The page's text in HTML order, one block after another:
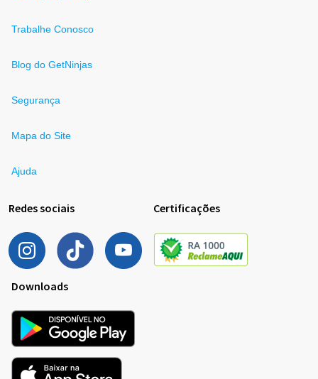
Trabalhe Conosco
Blog do GetNinjas
Segurança
Mapa do Site
Ajuda
Redes sociais Certificações
Downloads